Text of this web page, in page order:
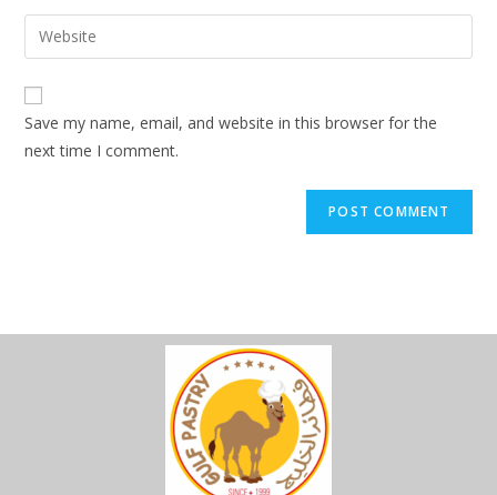
Save my name, email, and website in this browser for the
next time I comment.